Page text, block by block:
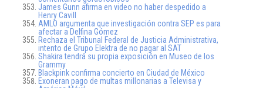
James Gunn afirma en video no haber despedido a
Henry Cavill
AMLO argumenta que investigación contra SEP es para
afectar a Delfina Gómez
Rechaza el Tribunal Federal de Justicia Administrativa,
intento de Grupo Elektra de no pagar al SAT
Shakira tendrá su propia exposición en Museo de los
Grammy
Blackpink confirma concierto en Ciudad de México
Exoneran pago de multas millonarias a Televisa y